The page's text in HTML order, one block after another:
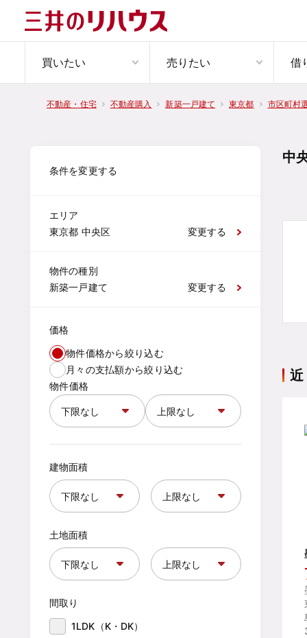
買いたい 売りたい 借
不動産・住宅 不動産購入 新築一戸建て 東京都 市区町村
条件を変更する
エリア
東京都 中央区
変更する
物件の種別
新築一戸建て
変更する
価格
物件価格から絞り込む
月々の支払額から絞り込む
物件価格
建物面積
土地面積
間取り
1LDK（K・DK）
中